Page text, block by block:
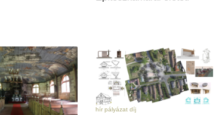
hír pályázat díj